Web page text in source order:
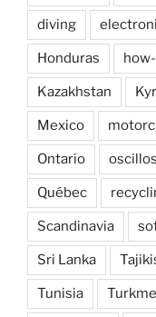
diving
Honduras
Kazakhstan
Mexico
Ontario
Québec
Scandinavia
Sri Lanka
Tunisia